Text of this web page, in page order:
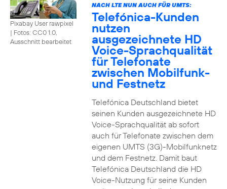
Pixabay User rawpixel
| Fotos: CC0 1.0,
Ausschnitt bearbeitet
NACH LTE NUN AUCH FÜR UMTS:
Telefónica-Kunden
nutzen
ausgezeichnete HD
Voice-Sprachqualität
für Telefonate
zwischen Mobilfunk-
und Festnetz
Telefónica Deutschland bietet
seinen Kunden ausgezeichnete HD
Voice-Sprachqualität ab sofort
auch für Telefonate zwischen dem
eigenen UMTS (3G)-Mobilfunknetz
und dem Festnetz. Damit baut
Telefónica Deutschland die HD
Voice-Nutzung für seine Kunden